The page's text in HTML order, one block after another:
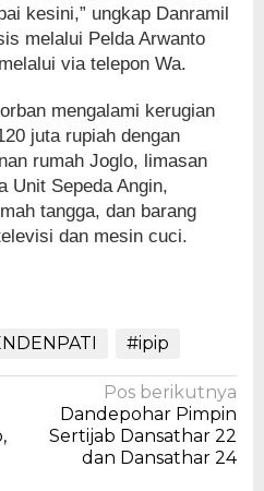
kesini,” ungkap Danramil
melalui Pelda Arwanto
via telepon Wa.
mengalami kerugian
juta rupiah dengan
rumah Joglo, limasan
Unit Sepeda Angin,
tangga, dan barang
dan mesin cuci.
#ipip
Pos berikutnya
Dandepohar Pimpin
Sertijab Dansathar 22
dan Dansathar 24